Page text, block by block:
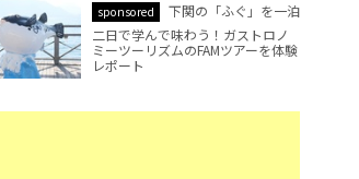
sponsored
下関の「ふぐ」を一泊
二日で学んで味わう！ガストロノ
ミーツーリズムのFAMツアーを体験
レポート